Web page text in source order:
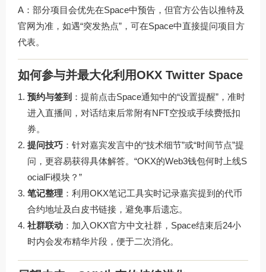
A：部分项目会优先在Space中预告，但官方公告以推特及
官网为准，如遇“突发热点”，可在Space中直接提问项目方
代表。
如何参与并最大化利用OKX Twitter Space
预约与签到 ：提前点击Space通知中的“设置提醒”，准时
进入直播间，对话结束后常附有NFT空投或手续费抵扣
券。
提问技巧 ：针对嘉宾发言中的“技术细节”或“时间节点”提
问，更容易获得具体解答。“OKX的Web3钱包何时上线S
ocialFi模块？”
笔记整理 ：利用OKX笔记工具实时记录嘉宾提到的代币
合约地址及白皮书链接，避免事后遗忘。
社群联动 ：加入OKX官方中文社群，Space结束后24小
时内会发布精华片段，便于二次消化。